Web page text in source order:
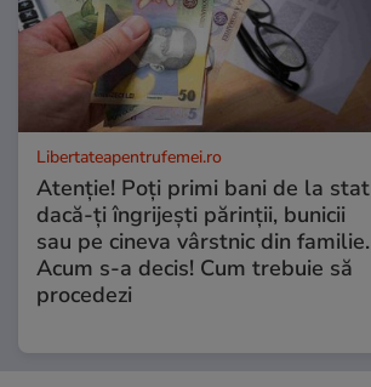
Libertateapentrufemei.ro
Atenție! Poți primi bani de la stat
dacă-ți îngrijești părinții, bunicii
sau pe cineva vârstnic din familie.
Acum s-a decis! Cum trebuie să
procedezi